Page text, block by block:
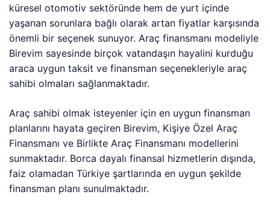
küresel otomotiv sektöründe hem de yurt içinde
yaşanan sorunlara bağlı olarak artan fiyatlar karşısında
önemli bir seçenek sunuyor. Araç finansmanı modeliyle
Birevim sayesinde birçok vatandaşın hayalini kurduğu
araca uygun taksit ve finansman seçenekleriyle araç
sahibi olmaları sağlanmaktadır.
Araç sahibi olmak isteyenler için en uygun finansman
planlarını hayata geçiren Birevim, Kişiye Özel Araç
Finansmanı ve Birlikte Araç Finansmanı modellerini
sunmaktadır. Borca dayalı finansal hizmetlerin dışında,
faiz olamadan Türkiye şartlarında en uygun şekilde
finansman planı sunulmaktadır.